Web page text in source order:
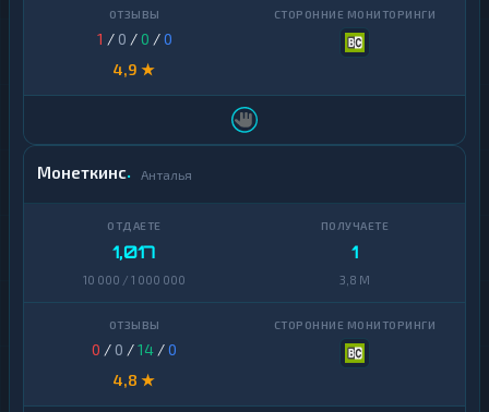
1 / 0 /0 /0
4,9 ★
Монеткинс Анталья
1,017
10 000 / 1 000 000
1
3,8 M
0 / 0 /14 /0
4,8 ★